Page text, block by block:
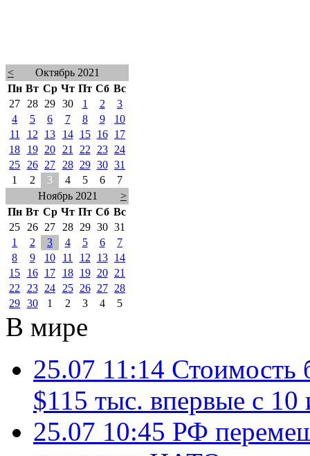
<
Октябрь 2021
Пн Вт Ср Чт Пт Сб Вс
27
28 29 30 1 2
3
4
5 6 7 8 9
10
11
12 13 14 15 16
17
18
19 20 21 22 23
24
25
26 27 28 29 30 31
1
2 3 4 5 6
7
Ноябрь 2021
>
Пн Вт Ср Чт Пт Сб Вс
25
26 27 28 29 30 31
1
2 3 4 5 6
7
8
9 10 11 12 13
14
15
16 17 18 19 20
21
22
23 24 25 26 27
28
29 30 1 2 3 4 5
В мире
25.07 11:14 Стоимость
$115 тыс. впервые с 10
25.07 10:45 РФ